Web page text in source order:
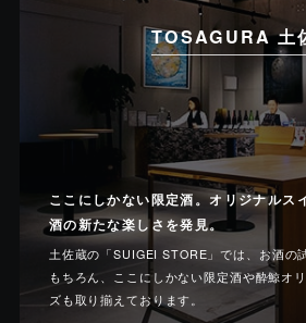
TOSAGURA 土
ここにしかない限定酒。オリジナルス
酒の新たな楽しさを発見。
土佐蔵の「SUIGEI STORE」では、お酒の
もちろん、ここにしかない限定酒や酔鯨オ
ズも取り揃えております。